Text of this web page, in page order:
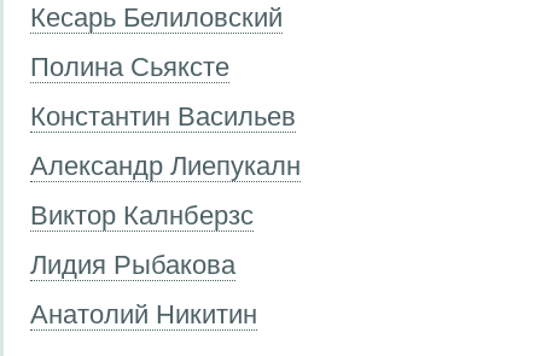
Кесарь Белиловский
Полина Сьяксте
Константин Васильев
Александр Лиепукалн
Виктор Калнберзс
Лидия Рыбакова
Анатолий Никитин